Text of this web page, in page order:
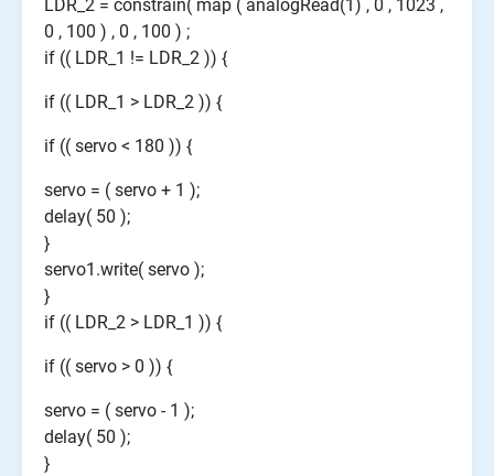
LDR_2 = constrain( map ( analogRead(1) , 0 , 1023 ,
0 , 100 ) , 0 , 100 ) ;
if (( LDR_1 != LDR_2 )) {
if (( LDR_1 > LDR_2 )) {
if (( servo < 180 )) {
servo = ( servo + 1 );
delay( 50 );
}
servo1.write( servo );
}
if (( LDR_2 > LDR_1 )) {
if (( servo > 0 )) {
servo = ( servo - 1 );
delay( 50 );
}